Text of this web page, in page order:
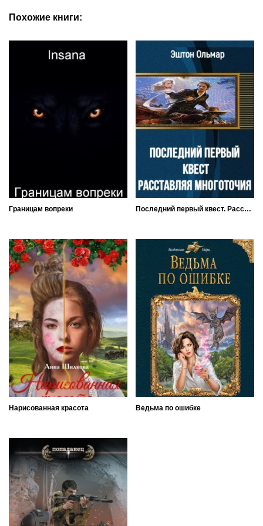
Похожие книги:
Границам вопреки Последний первый квест. Расставляя многоточия
Нарисованная красота Ведьма по ошибке